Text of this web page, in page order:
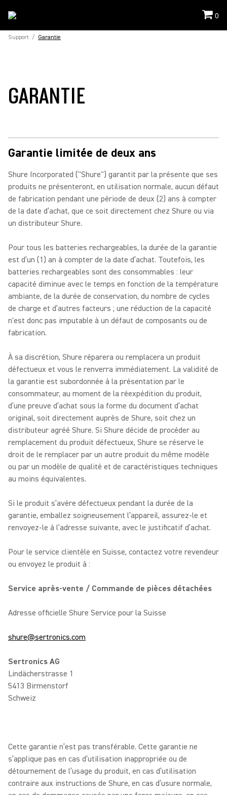
0
Support / Garantie
GARANTIE
Garantie limitée de deux ans
Shure Incorporated ("Shure") garantit par la présente que ses
produits ne présenteront, en utilisation normale, aucun défaut
de fabrication pendant une période de deux (2) ans à compter
de la date d’achat, que ce soit directement chez Shure ou via
un distributeur Shure.
Pour tous les batteries rechargeables, la durée de la garantie
est d’un (1) an à compter de la date d’achat. Toutefois, les
batteries rechargeables sont des consommables : leur
capacité diminue avec le temps en fonction de la température
ambiante, de la durée de conservation, du nombre de cycles
de charge et d’autres facteurs ; une réduction de la capacité
n'est donc pas imputable à un défaut de composants ou de
fabrication.
À sa discrétion, Shure réparera ou remplacera un produit
défectueux et vous le renverra immédiatement. La validité de
la garantie est subordonnée à la présentation par le
consommateur, au moment de la réexpédition du produit,
d’une preuve d’achat sous la forme du document d’achat
original, soit directement auprès de Shure, soit chez un
distributeur agréé Shure. Si Shure décide de procéder au
remplacement du produit défectueux, Shure se réserve le
droit de le remplacer par un autre produit du même modèle
ou par un modèle de qualité et de caractéristiques techniques
au moins équivalentes.
Si le produit s’avère défectueux pendant la durée de la
garantie, emballez soigneusement l’appareil, assurez-le et
renvoyez-le à l’adresse suivante, avec le justificatif d’achat.
Pour le service clientèle en Suisse, contactez votre revendeur
ou envoyez le produit à :
Service après-vente / Commande de pièces détachées
Adresse officielle Shure Service pour la Suisse
shure@sertronics.com
Sertronics AG
Lindächerstrasse 1
5413 Birmenstorf
Schweiz
Cette garantie n’est pas transférable. Cette garantie ne
s’applique pas en cas d’utilisation inappropriée ou de
détournement de l’usage du produit, en cas d’utilisation
contraire aux instructions de Shure, en cas d’usure normale,